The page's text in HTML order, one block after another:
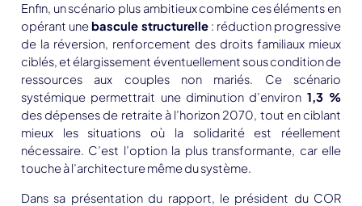
Enfin, un scénario plus ambitieux combine ces éléments en
opérant unebascule structurelle : réduction progressive
de la réversion, renforcement des droits familiaux mieux
ciblés, et élargissement éventuellement sous condition de
ressources aux couples non mariés. Ce scénario
systémique permettrait une diminution d’environ 1,3 %
des dépenses de retraite à l’horizon 2070, tout en ciblant
mieux les situations où la solidarité est réellement
nécessaire. C’est l’option la plus transformante, car elle
touche à l’architecture même du système.
Dans sa présentation du rapport, le président du COR